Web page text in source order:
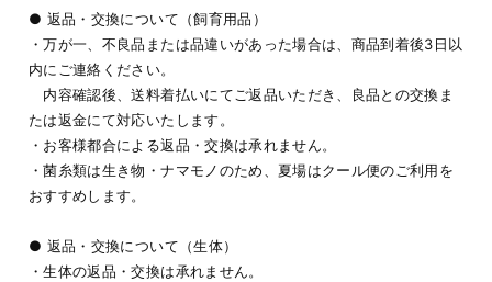
● 返品・交換について（飼育用品）
・万が一、不良品または品違いがあった場合は、商品到着後3日以
内にご連絡ください。
内容確認後、送料着払いにてご返品いただき、良品との交換ま
たは返金にて対応いたします。
・お客様都合による返品・交換は承れません。
・菌糸類は生き物・ナマモノのため、夏場はクール便のご利用を
おすすめします。
● 返品・交換について（生体）
・生体の返品・交換は承れません。